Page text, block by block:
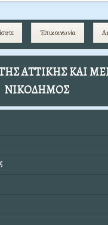
Ἐπικοινωνία
ΑΤΤΙΚΗΣ ΚΑΙ
ΝΙΚΟΔΗΜΟΣ